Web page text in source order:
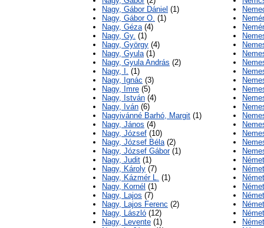
Nagy, Gábor Dániel (1)
Nagy, Gábor O. (1)
Nagy, Géza(4)
Nagy, Gy. (1)
Nagy, György (4)
Nagy, Gyula(1)
Nagy, Gyula András (2)
Nagy, I. (1)
Nagy, Ignác (3)
Nagy, Imre (5)
Nagy, István (4)
Nagy, Iván (6)
Nagyivánné Barhó, Margit (1)
Nagy, János (4)
Nagy, József (10)
Nagy, József Béla(2)
Nagy, József Gábor(1)
Nagy, Judit (1)
Nagy, Károly (7)
Nagy, Kázmér L. (1)
Nagy, Kornél (1)
Nagy, Lajos (7)
Nagy, Lajos Ferenc (2)
Nagy, László (12)
Nagy, Levente (1)